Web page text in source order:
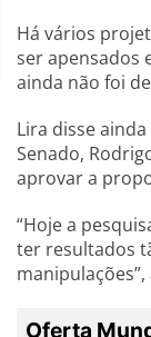
Há vários
ser apensados
ainda não foi
Lira disse
Senado,
aprovar a
“Hoje a
ter resultados